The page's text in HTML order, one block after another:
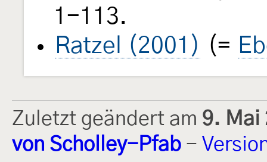
1-113.
Ratzel (2001) (=
Zuletzt geändert am 9. Mai
von Scholley-Pfab -